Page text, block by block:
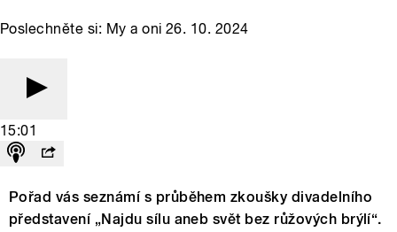
Poslechněte si: My a oni 26. 10. 2024
15:01
Pořad vás seznámí s průběhem zkoušky divadelního
představení „Najdu sílu aneb svět bez růžových brýlí“.